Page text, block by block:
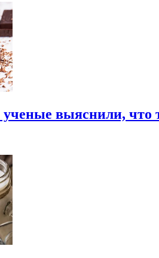
выяснили, что